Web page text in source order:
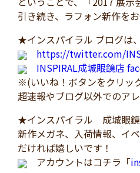
引き続き、ラフォン新作を
★インスパイラル ブログは
https://twitter.com/
INSPIRAL成城眼鏡店
※(いいね！ボタンをクリッ
超速報やブログ以外でのア
★インスパイラル 成城眼鏡
新作メガネ、入荷情報、イ
だければ嬉しいです！
アカウントはコチラ「